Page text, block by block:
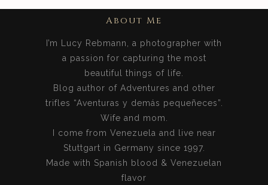
About Me
I’m Lucy Rebmann, a photographer with
a passion for capturing the most
beautiful things of life.
Blog author of Adventures and other
trifles “Aventuras y demás pequeñeces”.
Wife and mom.
I come from Venezuela and live near
Stuttgart in Germany since 1997.
Made with Spanish blood & Venezuelan
flavor